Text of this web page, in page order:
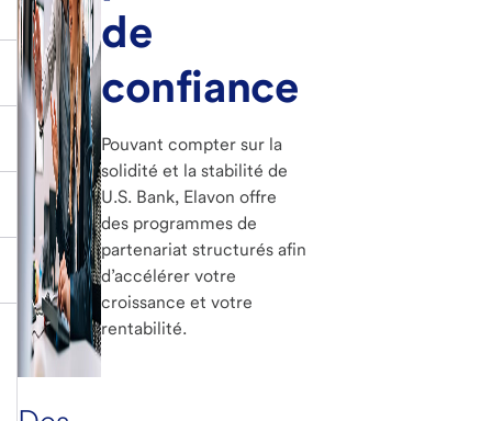
de
confiance
Pouvant compter sur la
solidité et la stabilité de
U.S. Bank, Elavon offre
des programmes de
partenariat structurés afin
d’accélérer votre
croissance et votre
rentabilité.